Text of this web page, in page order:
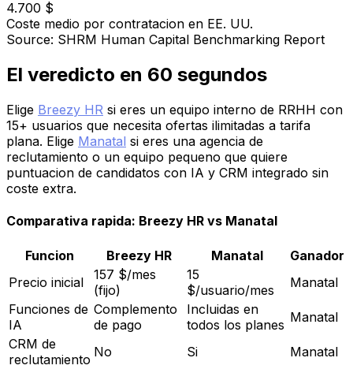
4.700 $
Coste medio por contratacion en EE. UU.
Source: SHRM Human Capital Benchmarking Report
El veredicto en 60 segundos
Elige Breezy HR si eres un equipo interno de RRHH con
15+ usuarios que necesita ofertas ilimitadas a tarifa
plana. Elige Manatal si eres una agencia de
reclutamiento o un equipo pequeno que quiere
puntuacion de candidatos con IA y CRM integrado sin
coste extra.
Comparativa rapida: Breezy HR vs Manatal
Funcion Breezy HR Manatal
Ganador
Precio inicial
157 $/mes
(fijo)
15
$/usuario/mes
Manatal
Funciones de
IA
Complemento
de pago
Incluidas en
todos los planes Manatal
CRM de
reclutamiento No Si Manatal